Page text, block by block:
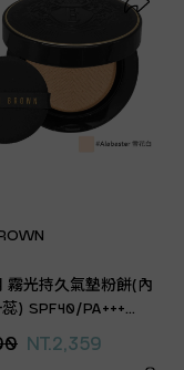
霧光持久氣墊粉餅(內
) SPF40/PA+++
NT.2,359